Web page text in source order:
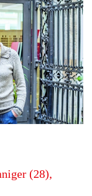
(28),